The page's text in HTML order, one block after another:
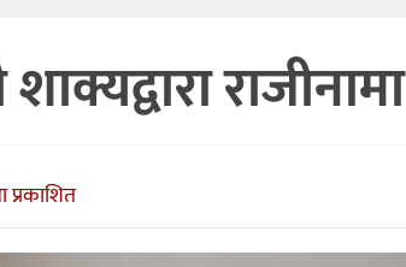
राजीनामा